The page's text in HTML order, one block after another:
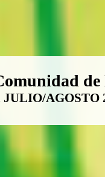
JULIO/AGOSTO